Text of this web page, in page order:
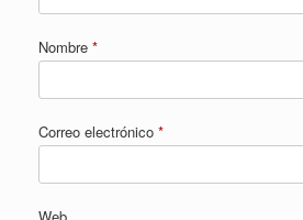
Nombre *
Correo electrónico *